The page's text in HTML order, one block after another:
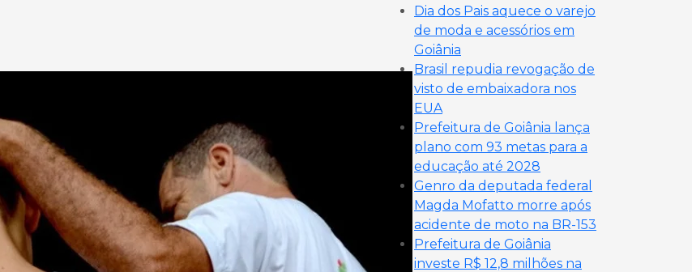
Dia dos Pais aquece o varejo
de moda e acessórios em
Goiânia
Brasil repudia revogação de
visto de embaixadora nos
EUA
Prefeitura de Goiânia lança
plano com 93 metas para a
educação até 2028
Genro da deputada federal
Magda Mofatto morre após
acidente de moto na BR-153
Prefeitura de Goiânia
investe R$ 12,8 milhões na